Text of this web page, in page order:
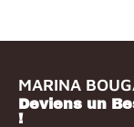
MARINA
Deviens un
!